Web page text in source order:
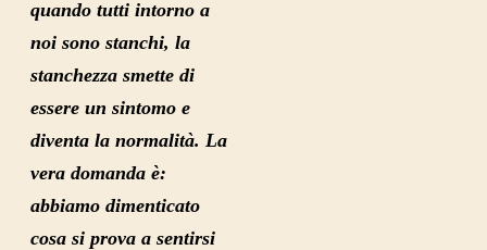
quando tutti intorno a
noi sono stanchi, la
stanchezza smette di
essere un sintomo e
diventa la normalità. La
vera domanda è:
abbiamo dimenticato
cosa si prova a sentirsi